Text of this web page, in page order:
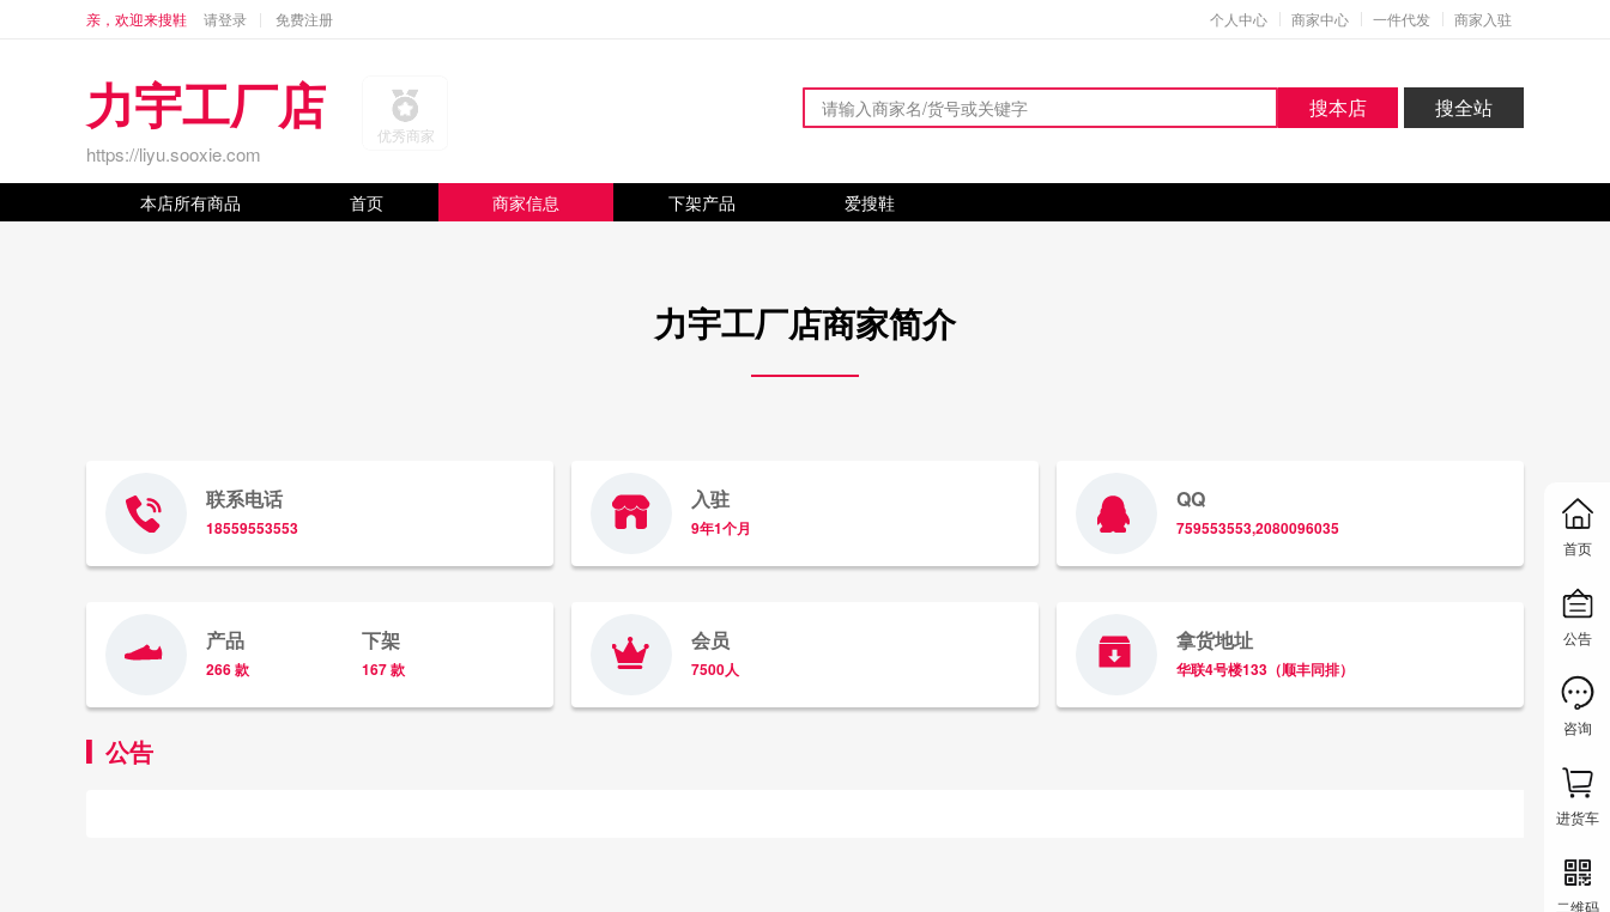
亲，欢迎来搜鞋 请登录 免费注册 个人中心 商家中心 一件代发 商家入驻
力宇工厂店
https://liyu.sooxie.com
优秀商家
搜本店 搜全站
本店所有商品 首页 商家信息 下架产品 爱搜鞋
力宇工厂店商家简介
联系电话
18559553553
入驻
9年1个月
QQ
759553553,2080096035
产品
266 款
下架
167 款
会员
7500人
拿货地址
华联4号楼133（顺丰同排）
公告
首页
公告
咨询
进货车
二维码